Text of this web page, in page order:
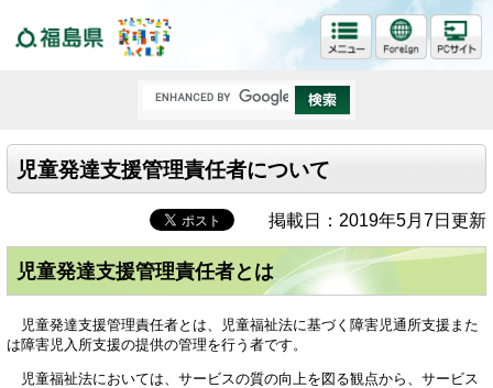
児童発達支援管理責任者について
掲載日：2019年5月7日更新
児童発達支援管理責任者とは
児童発達支援管理責任者とは、児童福祉法に基づく障害児通所支援また
は障害児入所支援の提供の管理を行う者です。
児童福祉法においては、サービスの質の向上を図る観点から、サービス